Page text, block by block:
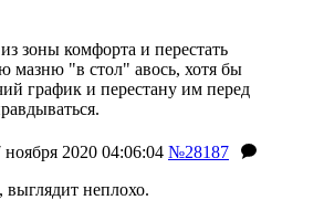
зоны комфорта и перестать
мазню "в стол" авось, хотя бы
график и перестану им перед
.
2020 04:06:04 №28187
неплохо.